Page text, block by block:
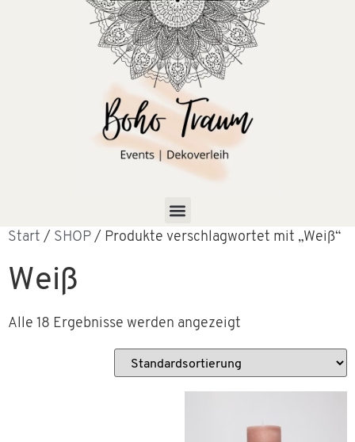
Start / SHOP / Produkte verschlagwortet mit „Weiß“
Weiß
Alle 18 Ergebnisse werden angezeigt